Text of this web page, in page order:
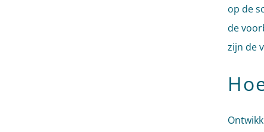
op de
de
zijn de